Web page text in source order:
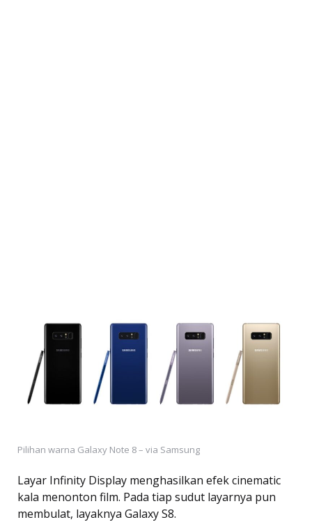
Pilihan warna Galaxy Note 8 – via Samsung
Layar Infinity Display menghasilkan efek cinematic
kala menonton film. Pada tiap sudut layarnya pun
membulat, layaknya Galaxy S8.